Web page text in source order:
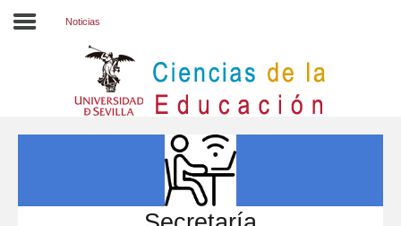
INVESTIGACIÓN
Noticias